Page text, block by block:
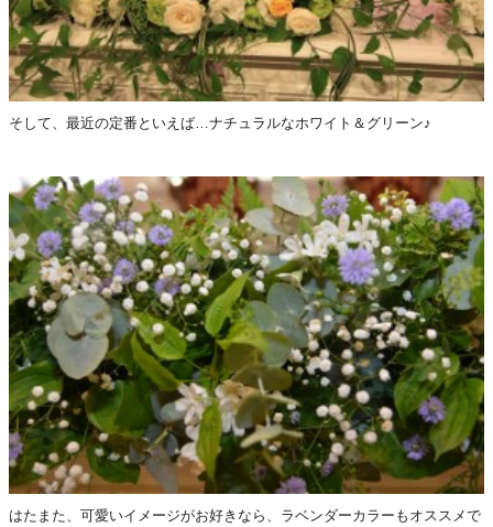
そして、最近の定番といえば…ナチュラルなホワイト＆グリーン♪
はたまた、可愛いイメージがお好きなら、ラベンダーカラーもオススメで